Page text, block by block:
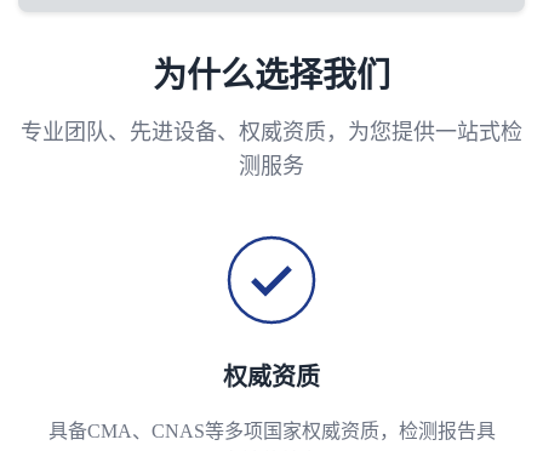
为什么选择我们
专业团队、先进设备、权威资质，为您提供一站式检
测服务
权威资质
具备CMA、CNAS等多项国家权威资质，检测报告具